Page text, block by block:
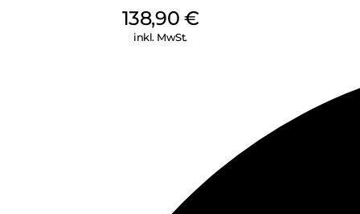
138,90 €
inkl. MwSt.